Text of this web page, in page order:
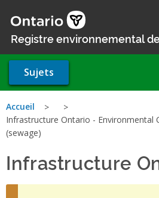
au
contenu
Registre environnemental
Sujets
Vous
êtes
ici
Accueil
Infrastructure Ontario - Environmental
(sewage)
Infrastructure